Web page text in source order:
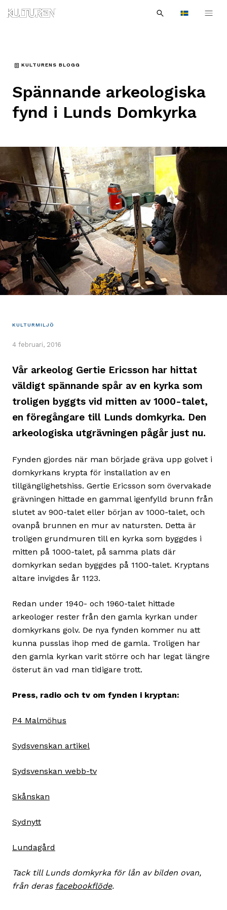
navigationen
innehållet
Languages
efter:
Sök
KULTURENS BLOGG
Spännande arkeologiska
fynd i Lunds Domkyrka
KULTURMILJÖ
4 februari, 2016
Vår arkeolog Gertie Ericsson har hittat
väldigt spännande spår av en kyrka som
troligen byggts vid mitten av 1000-talet,
en föregångare till Lunds domkyrka. Den
arkeologiska utgrävningen pågår just nu.
Fynden gjordes när man började gräva upp golvet i
domkyrkans krypta för installation av en
tillgänglighetshiss. Gertie Ericsson som övervakade
grävningen hittade en gammal igenfylld brunn från
slutet av 900-talet eller början av 1000-talet, och
ovanpå brunnen en mur av natursten. Detta är
troligen grundmuren till en kyrka som byggdes i
mitten på 1000-talet, på samma plats där
domkyrkan sedan byggdes på 1100-talet. Kryptans
altare invigdes år 1123.
Redan under 1940- och 1960-talet hittade
arkeologer rester från den gamla kyrkan under
domkyrkans golv. De nya fynden kommer nu att
kunna pusslas ihop med de gamla. Troligen har
den gamla kyrkan varit större och har legat längre
österut än vad man tidigare trott.
Press, radio och tv om fynden i kryptan:
P4 Malmöhus
Sydsvenskan artikel
Sydsvenskan webb-tv
Skånskan
Sydnytt
Lundagård
Tack till Lunds domkyrka för lån av bilden ovan,
från deras facebookflöde.